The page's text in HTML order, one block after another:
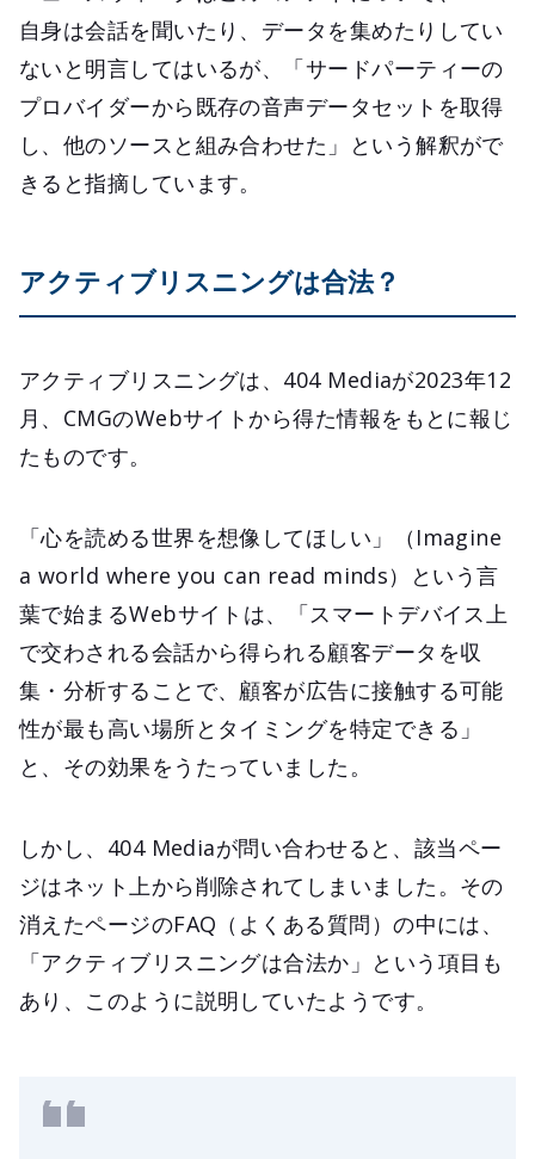
自身は会話を聞いたり、データを集めたりしてい
ないと明言してはいるが、「サードパーティーの
プロバイダーから既存の音声データセットを取得
し、他のソースと組み合わせた」という解釈がで
きると指摘しています。
アクティブリスニングは合法？
アクティブリスニングは、404 Mediaが2023年12
月、CMGのWebサイトから得た情報をもとに報じ
たものです。
「心を読める世界を想像してほしい」（Imagine
a world where you can read minds）という言
葉で始まるWebサイトは、「スマートデバイス上
で交わされる会話から得られる顧客データを収
集・分析することで、顧客が広告に接触する可能
性が最も高い場所とタイミングを特定できる」
と、その効果をうたっていました。
しかし、404 Mediaが問い合わせると、該当ペー
ジはネット上から削除されてしまいました。その
消えたページのFAQ（よくある質問）の中には、
「アクティブリスニングは合法か」という項目も
あり、このように説明していたようです。